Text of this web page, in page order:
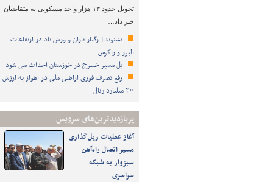
تحویل حدود ۱۳ هزار واحد مسکونی به متقاضیان
خبر داد…
بشنوید| رگبار باران و وزش باد در ارتفاعات
البرز و زاگرس
پل مسیر خسرج در خوزستان احداث می شود
رفع تصرف فوری اراضی ملی در اهواز به ارزش
۳۰۰ میلیارد ریال
پربازدیدترین‌های سرویس
آغاز عملیات ریل‌گذاری
مسیر اتصال راه‌آهن
سبزوار به شبکه
سراسری